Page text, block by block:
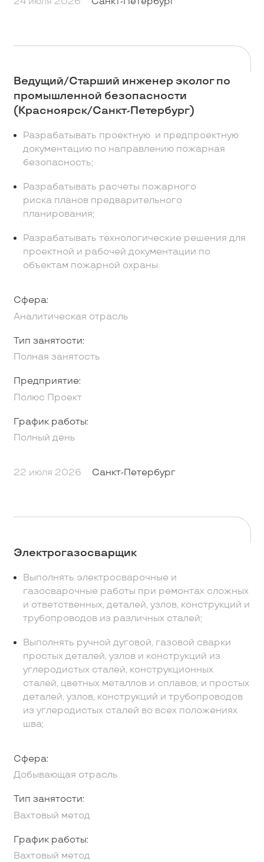
Ведущий/Старший инженер эколог по
промышленной безопасности
(Красноярск/Санкт-Петербург)
Разрабатывать проектную и предпроектную
документацию по направлению пожарная
безопасность;
Разрабатывать расчеты пожарного
риска планов предварительного
планирования;
Разрабатывать технологические решения для
проектной и рабочей документации по
объектам пожарной охраны.
Сфера:
Аналитическая отрасль
Тип занятости:
Полная занятость
Предприятие:
Полюс Проект
График работы:
Полный день
22 июля 2026 Санкт-Петербург
Электрогазосварщик
Выполнять электросварочные и
газосварочные работы при ремонтах сложных
и ответственных, деталей, узлов, конструкций и
трубопроводов из различных сталей;
Выполнять ручной дуговой, газовой сварки
простых деталей, узлов и конструкций из
углеродистых сталей, конструкционных
сталей, цветных металлов и сплавов, и простых
деталей, узлов, конструкций и трубопроводов
из углеродистых сталей во всех положениях
шва;
Сфера:
Добывающая отрасль
Тип занятости:
Вахтовый метод
График работы:
Вахтовый метод